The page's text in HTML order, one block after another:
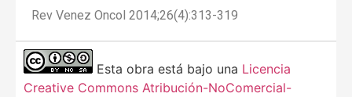
Rev Venez Oncol 2014;26(4):313-319
Esta obra está bajo una Licencia
Creative Commons Atribución-NoComercial-